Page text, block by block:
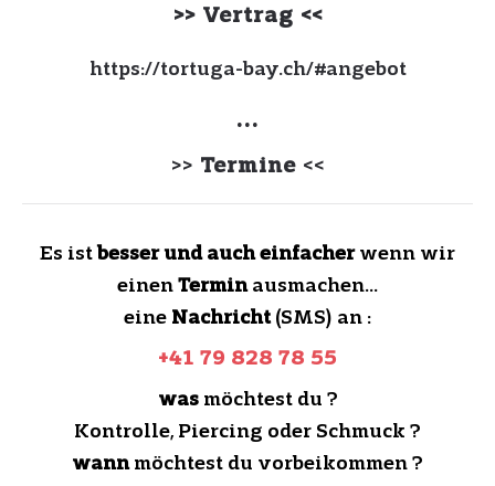
Menge der Produkte
>> Vertrag <<
https://tortuga-bay.ch/#angebot
...
>> Termine<<
Es istbesser und auch einfacherwenn wir
einenTerminausmachen…
eine Nachricht(SMS) an :
+41 79 828 78 55
was möchtest du ?
Kontrolle, Piercing oder Schmuck ?
wannmöchtest du vorbeikommen ?